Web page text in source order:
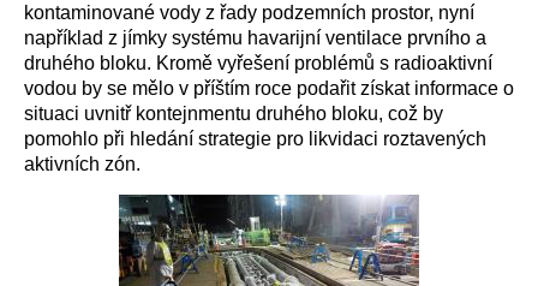
kontaminované vody z řady podzemních prostor, nyní
například z jímky systému havarijní ventilace prvního a
druhého bloku. Kromě vyřešení problémů s radioaktivní
vodou by se mělo v příštím roce podařit získat informace o
situaci uvnitř kontejnmentu druhého bloku, což by
pomohlo při hledání strategie pro likvidaci roztavených
aktivních zón.